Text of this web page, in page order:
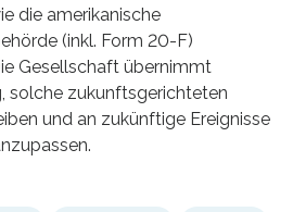
die amerikanische
(inkl. Form 20-F)
Gesellschaft übernimmt
solche zukunftsgerichteten
und an zukünftige Ereignisse